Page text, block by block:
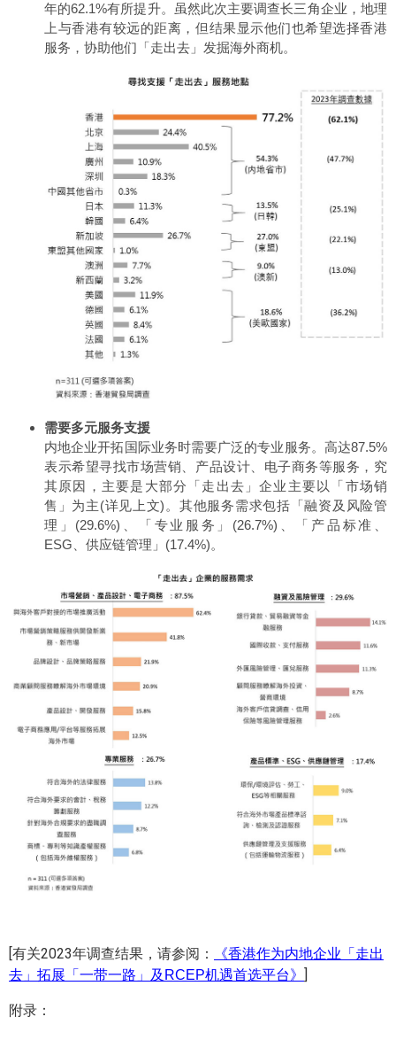
年的62.1%有所提升。虽然此次主要调查长三角企业，地理
上与香港有较远的距离，但结果显示他们也希望选择香港
服务，协助他们「走出去」发掘海外商机。
需要多元服务支援
内地企业开拓国际业务时需要广泛的专业服务。高达87.5%
表示希望寻找市场营销、产品设计、电子商务等服务，究
其原因，主要是大部分「走出去」企业主要以「市场销
售」为主(详见上文)。其他服务需求包括「融资及风险管
理」(29.6%)、「专业服务」(26.7%)、「产品标准、
ESG、供应链管理」(17.4%)。
[有关2023年调查结果，请参阅：
《香港作为内地企业「走出
去」拓展「一带一路」及RCEP机遇首选平台》 ]
附录：